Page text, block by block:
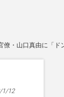
僚・山口真由に「
1/12